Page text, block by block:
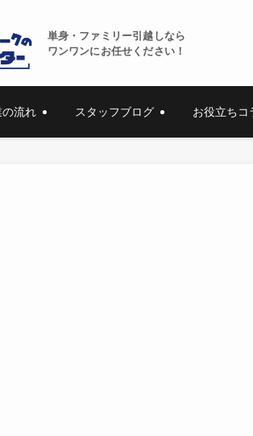
単身・ファミリー引越しなら
ワンワンにお任せください！
の流れ スタッフブログ お役立ちコ